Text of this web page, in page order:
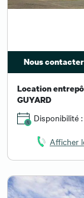
Nous contacter
Location
GUYARD
Disponibilité
Afficher